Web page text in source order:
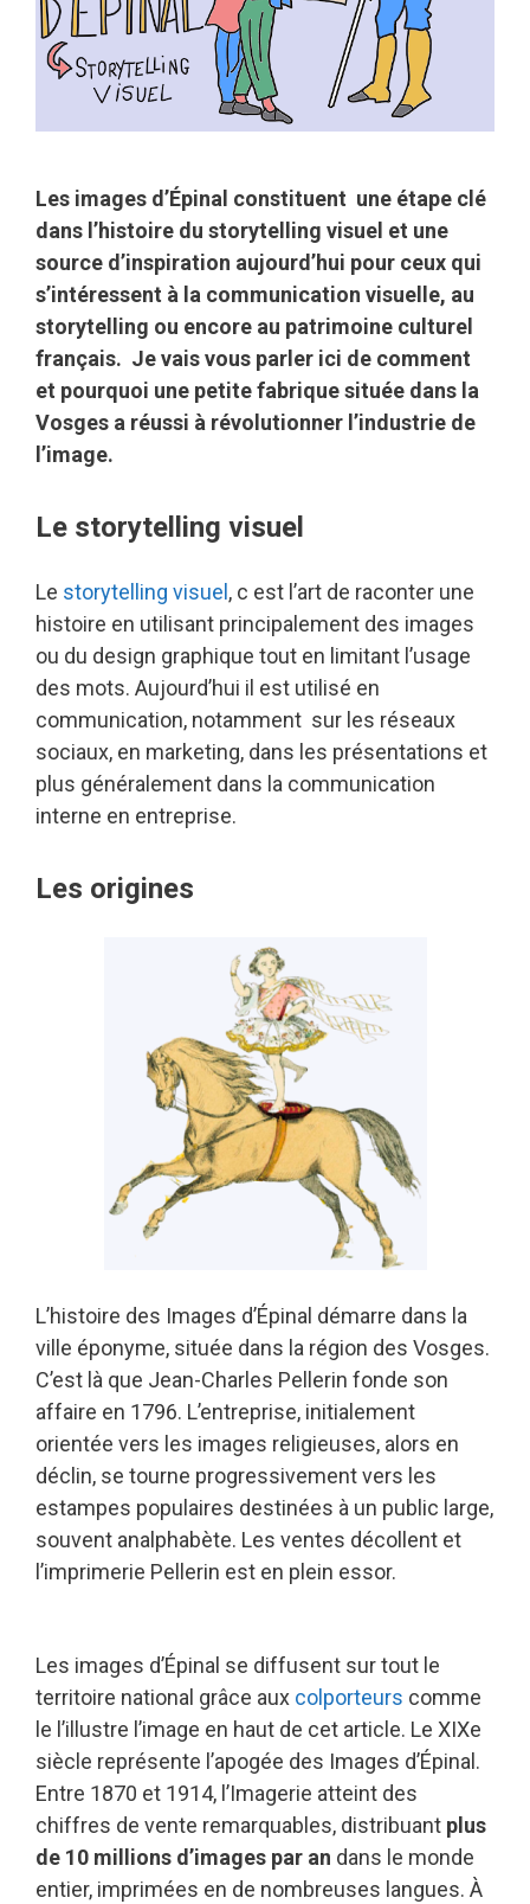
Les images d’Épinal constituent une étape clé
dans l’histoire du storytelling visuel et une
source d’inspiration aujourd’hui pour ceux qui
s’intéressent à la communication visuelle, au
storytelling ou encore au patrimoine culturel
français. Je vais vous parler ici de comment
et pourquoi une petite fabrique située dans la
Vosges a réussi à révolutionner l’industrie de
l’image.
Le storytelling visuel
Le storytelling visuel, c est l’art de raconter une
histoire en utilisant principalement des images
ou du design graphique tout en limitant l’usage
des mots. Aujourd’hui il est utilisé en
communication, notamment sur les réseaux
sociaux, en marketing, dans les présentations et
plus généralement dans la communication
interne en entreprise.
Les origines
L’histoire des Images d’Épinal démarre dans la
ville éponyme, située dans la région des Vosges.
C’est là que Jean-Charles Pellerin fonde son
affaire en 1796. L’entreprise, initialement
orientée vers les images religieuses, alors en
déclin, se tourne progressivement vers les
estampes populaires destinées à un public large,
souvent analphabète. Les ventes décollent et
l’imprimerie Pellerin est en plein essor.
Les images d’Épinal se diffusent sur tout le
territoire national grâce aux colporteurs comme
le l’illustre l’image en haut de cet article. Le XIXe
siècle représente l’apogée des Images d’Épinal.
Entre 1870 et 1914, l’Imagerie atteint des
chiffres de vente remarquables, distribuant plus
de 10 millions d’images par an dans le monde
entier, imprimées en de nombreuses langues. À